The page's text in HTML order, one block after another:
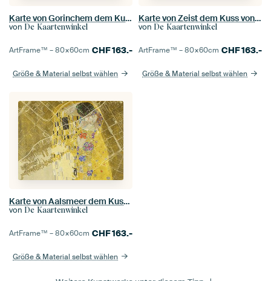
Karte von Gorinchem dem Kuss von Gustav Klimt
von De Kaartenwinkel
ArtFrame™ –80×60cm CHF163.-
Größe & Material selbst wählen
Karte von Zeist dem Kuss von Gustav Klimt
von De Kaartenwinkel
ArtFrame™ –80×60cm CHF163.-
Größe & Material selbst wählen
Karte von Aalsmeer dem Kuss von Gustav Klimt
von De Kaartenwinkel
ArtFrame™ –80×60cm CHF163.-
Größe & Material selbst wählen